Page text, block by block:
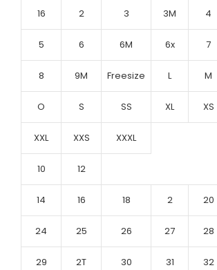
16 2 3 3M 4
5 6 6M 6x 7
8 9M Freesize L M
O S SS XL XS
XXL XXS XXXL
10 12
14 16 18 2 20
24 25 26 27 28
29 2T 30 31 32